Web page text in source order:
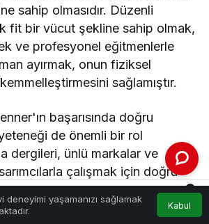
sahip olmasıdır. Düzenli
fit bir vücut şekline sahip olmak,
ve profesyonel eğitmenlerle
ayırmak, onun fiziksel
sağlamıştır.
başarısında doğru
de önemli bir rol
dergileri, ünlü markalar ve
çalışmak için doğru
için sürekli olarak çaba
adını moda dünyasında
yaşamanızı sağlamak
Kabul
Akış Bildirimler